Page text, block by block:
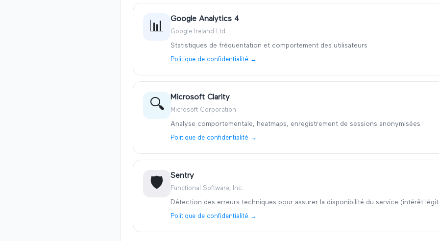
📊 Google Analytics 4
Google Ireland Ltd.
Statistiques de fréquentation et comportement des utilisateurs
Politique de confidentialité →
🔍 Microsoft Clarity
Microsoft Corporation
Analyse comportementale, heatmaps, enregistrement de sessions anonymisées
Politique de confidentialité →
🛡️ Sentry
Functional Software, Inc.
Détection des erreurs techniques pour assurer la disponibilité du service (intérêt
Politique de confidentialité →